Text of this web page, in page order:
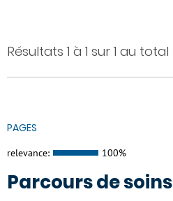
Résultats 1 à 1 sur 1 au total
PAGES
relevance: 100%
Parcours de soins